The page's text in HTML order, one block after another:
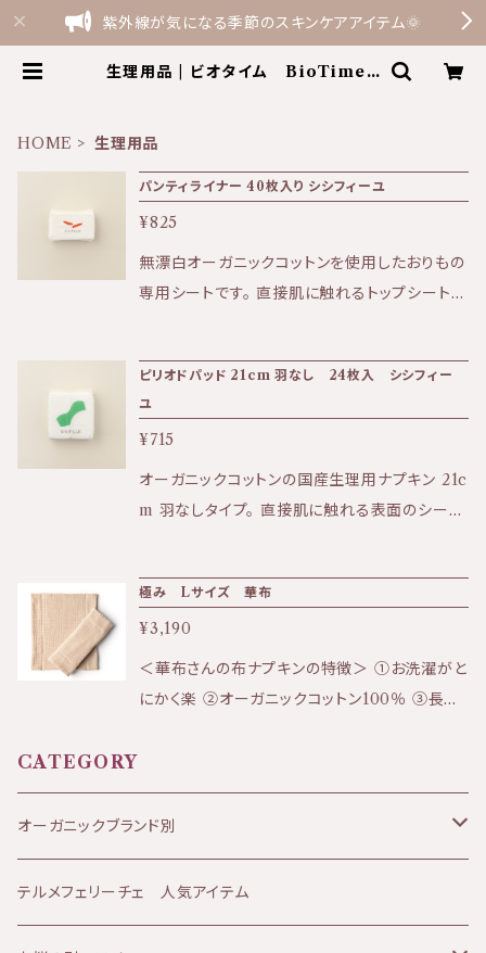
紫外線が気になる季節のスキンケアアイテム🌞
生理用品 | ビオタイム BioTime t
HOME 生理用品
パンティライナー 40枚入り シシフィーユ
¥825
無漂白オーガニックコットンを使用したおりもの
専用シートです。 直接肌に触れるトップシートは
用。 日本国内（香川県）で製造しています。 パッ
ケージフィルムの80％は植物由来の原料を使
用。75%がサトウキビの残さ由来のポリエチレ
ン、5%が卵殻でできています。フィルムへの印刷
には、植物原料を10％以上配合したボタニカル
ピリオドパッド 21cm 羽なし 24枚入 シシフィー
ユ
¥715
オーガニックコットンの国産生理用ナプキン 21c
m 羽なしタイプ。 直接肌に触れる表面のシート
子吸収体使用を使用しないノンポリマーのナプ
キンです。 日本の香川県にある協力工場でつく
っています。 日本で生理用品として販売するに
は、表面が白色でないといけないと法律で定め
しています。 パッケージフィルムの75％は、さと
ボタニカルインクを使用しています。
極み Lサイズ 華布
¥3,190
＜華布さんの布ナプキンの特徴＞ ①お洗濯がと
にかく楽 ②オーガニックコットン100％ ③長方
合がございます。 総ワッフル織で通気性抜
群。 たっぷり空気を含んでふわふわ暖かい。 多
CATEGORY
オーガニックブランド別
JANESCE（ジャネス）
テルメフェリーチェ 人気アイテム